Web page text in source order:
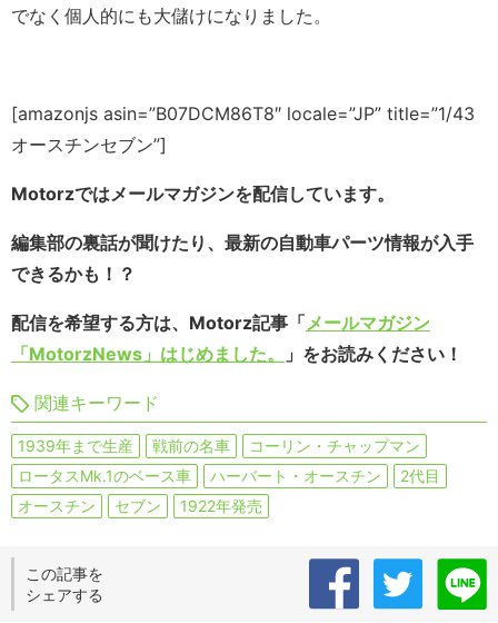
でなく個人的にも大儲けになりました。
[amazonjs asin=”B07DCM86T8″ locale=”JP” title=”1/43
オースチンセブン”]
Motorzではメールマガジンを配信しています。
編集部の裏話が聞けたり、最新の自動車パーツ情報が入手
できるかも！？
配信を希望する方は、Motorz記事「メールマガジン
「MotorzNews」はじめました。
」をお読みください！
関連キーワード
1939年まで生産 戦前の名車
コーリン・チャップマン
ロータスMk.1のベース車
ハーバート・オースチン
2代目
オースチン
セブン 1922年発売
この記事を
シェアする